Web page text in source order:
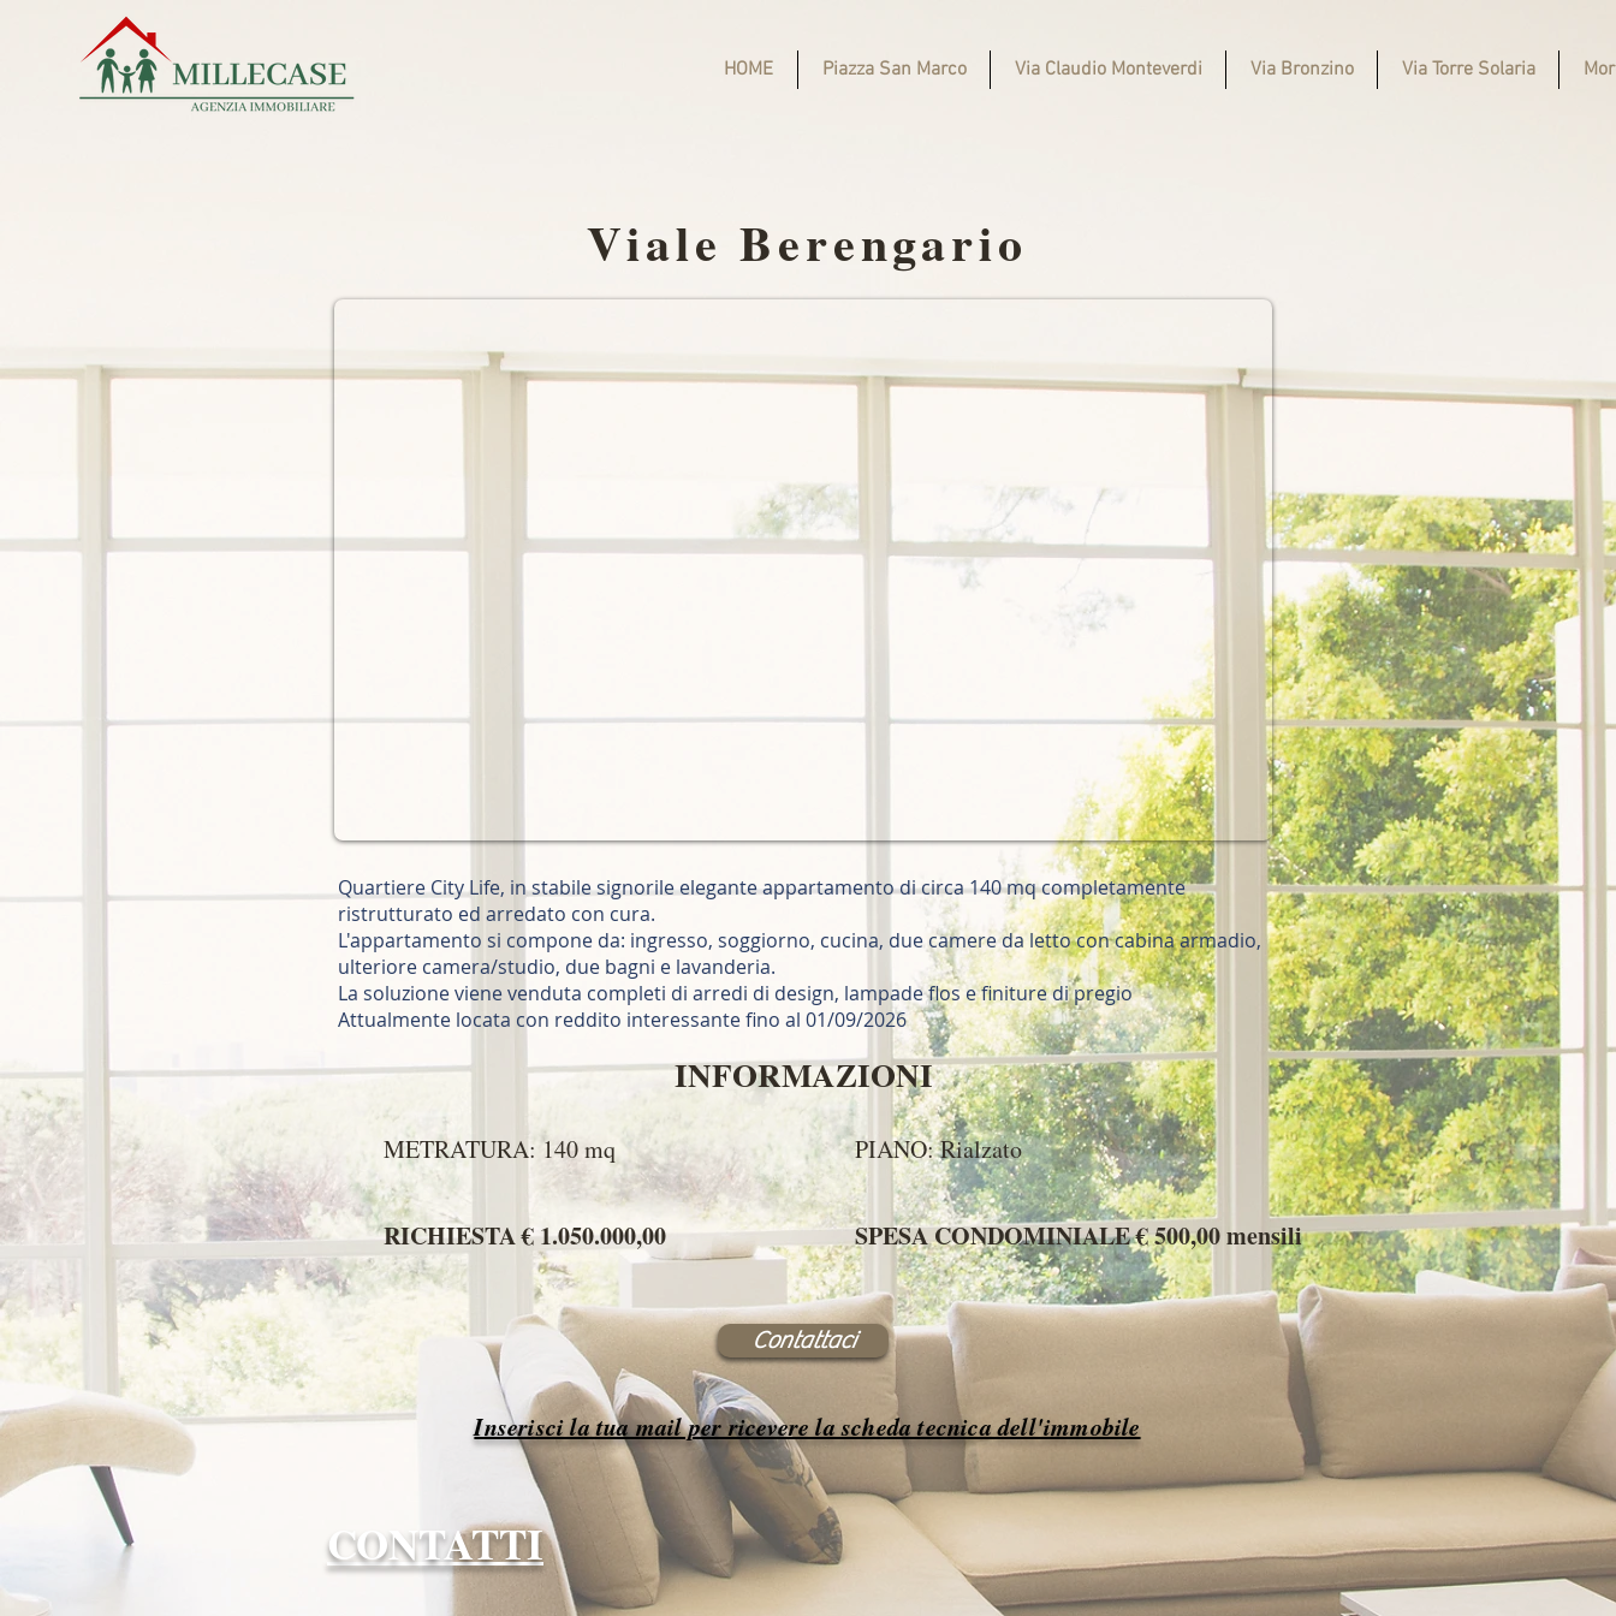
HOME Piazza San Marco Via Claudio Monteverdi Via Bronzino Via Torre Solaria
Viale Berengario
Quartiere City Life, in stabile signorile elegante appartamento di circa 140 mq completamente
ristrutturato ed arredato con cura.
L'appartamento si compone da: ingresso, soggiorno, cucina, due camere da letto con cabina armadio,
ulteriore camera/studio, due bagni e lavanderia.
La soluzione viene venduta completi di arredi di design, lampade flos e finiture di pregio
Attualmente locata con reddito interessante fino al 01/09/2026
INFORMAZIONI
METRATURA: 140 mq PIANO: Rialzato
RICHIESTA € 1.050.000,00 SPESA CONDOMINIALE € 500,00 mensili
Contattaci
Inserisci la tua mail per ricevere la scheda tecnica dell'immobile
CONTATTI